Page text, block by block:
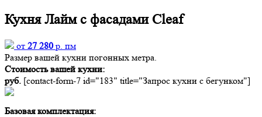
Кухня Лайм с фасадами Cleaf
от 27 280 р. пм
Размер вашей кухни погонных метра.
Стоимость вашей кухни:
руб. [contact-form-7 id="183" title="Запрос кухни с бегунком"]
Базовая комплектация: